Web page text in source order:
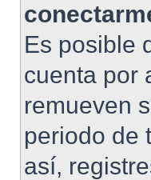
Es posible
cuenta por
remueven
periodo de
así,